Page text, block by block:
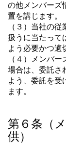
の他メンバーズ
置を講じます。
（３）当社の
扱うに当たって
よう必要かつ適
（４）メンバ
場合は、委託さ
よう、委託を受
ます。
第６条（
供）